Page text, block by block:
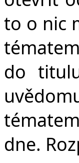
to o nic
do
dne.